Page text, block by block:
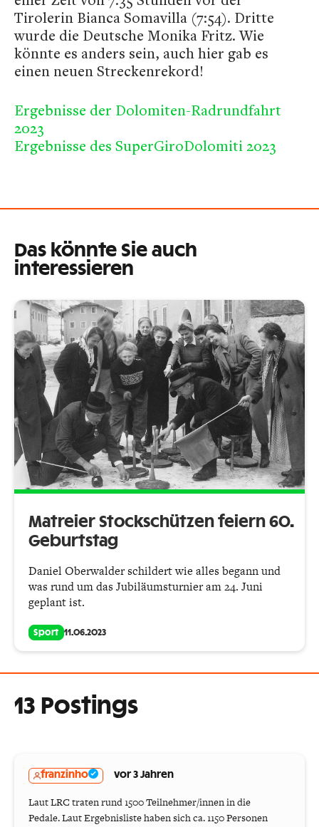
Tirolerin Bianca Somavilla (7:54). Dritte
wurde die Deutsche Monika Fritz. Wie
könnte es anders sein, auch hier gab es
einen neuen Streckenrekord!
Ergebnisse der Dolomiten-Radrundfahrt
2023
Ergebnisse des SuperGiroDolomiti 2023
Das könnte Sie auch
interessieren
Matreier Stockschützen feiern 60.
Geburtstag
Daniel Oberwalder schildert wie alles begann und
was rund um das Jubiläumsturnier am 24. Juni
geplant ist.
Sport 11.06.2023
13 Postings
franzinho vor 3 Jahren
Laut LRC traten rund 1500 Teilnehmer/innen in die
Pedale. Laut Ergebnisliste haben sich ca. 1150 Personen